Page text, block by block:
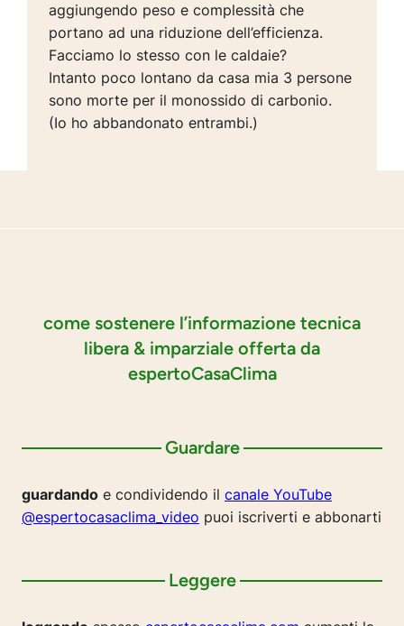
aggiungendo peso e complessità che
portano ad una riduzione dell’efficienza.
Facciamo lo stesso con le caldaie?
Intanto poco lontano da casa mia 3 persone
sono morte per il monossido di carbonio.
(Io ho abbandonato entrambi.)
come sostenere l’informazione tecnica
libera & imparziale offerta da
espertoCasaClima
Guardare
guardando e condividendo il canale YouTube
@espertocasaclima_video puoi iscriverti e abbonarti
Leggere